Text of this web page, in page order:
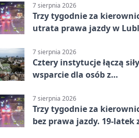
7 sierpnia 2026
Trzy tygodnie za
utrata prawa jazdy w
7 sierpnia 2026
Cztery instytucje łączą
wsparcie dla osób z
7 sierpnia 2026
Trzy tygodnie za
bez prawa jazdy. 19-latek